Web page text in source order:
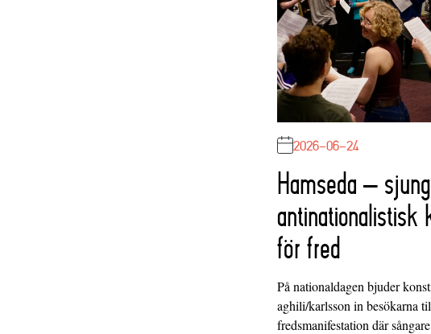
2026-06-24
Hamseda –
antinationalistisk
för fred
På nationaldagen bjuder
aghili/karlsson in besökarna
fredsmanifestation där